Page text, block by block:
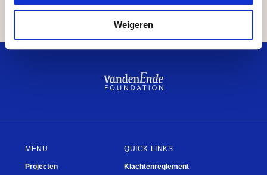
Weigeren
…
Kwisje
Breukel
Studiebeurzen
Fien de la Mar
Plein
What’s next?
MENU
Projecten
QUICK LINKS
Klachtenreglement